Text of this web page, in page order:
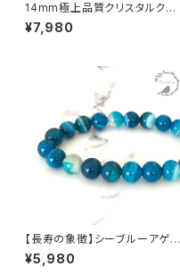
14mm極上品質クリスタルクォ
ーツ（天然水晶）ブレスレット【ミ
ナスジェライス産】
¥7,980
【長寿の象徴】シーブルーアゲー
ト（縞メノウ） 8mm珠 ブレスレ
ット
¥5,980